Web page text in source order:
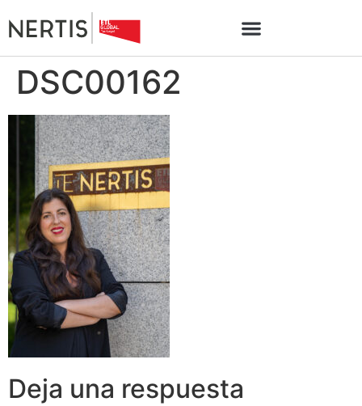
DSC00162
Deja una respuesta